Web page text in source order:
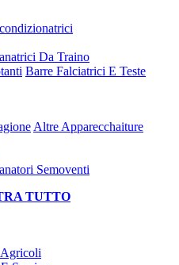
Da Traino
Barre Falciatrici E Teste
Altre Apparecchaiture
Semoventi
TUTTO